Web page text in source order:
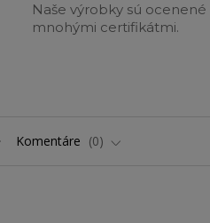
Naše výrobky sú ocenené
mnohými certifikátmi.
Komentáre 0